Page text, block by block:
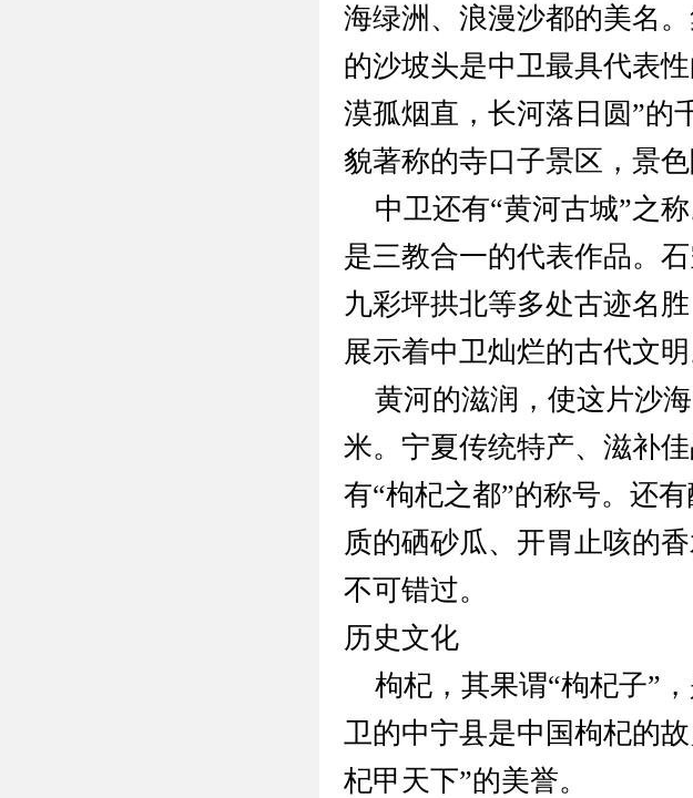
海绿洲、浪漫沙都的美名
的沙坡头是中卫最具代表
漠孤烟直，长河落日圆”的
貌著称的寺口子景区，景色
中卫还有“黄河古城”之称
是三教合一的代表作品。
九彩坪拱北等多处古迹名
展示着中卫灿烂的古代文明
黄河的滋润，使这片沙
米。宁夏传统特产、滋补
有“枸杞之都”的称号。还
质的硒砂瓜、开胃止咳的
不可错过。
历史文化
枸杞，其果谓“枸杞子”
卫的中宁县是中国枸杞的
杞甲天下”的美誉。